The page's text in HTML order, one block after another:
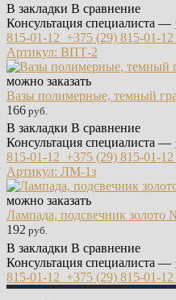
В закладки В сравнение
Консультация специалиста —
815-01-12 +375 (29) 815-01-12
Артикул: ВПТ-2
можно заказать
Вазы полимерные, темный
166 руб.
В закладки В сравнение
Консультация специалиста —
815-01-12 +375 (29) 815-01-12
Артикул: ЛМ-1з
можно заказать
Лампада, подсвечник золото
192 руб.
В закладки В сравнение
Консультация специалиста —
815-01-12 +375 (29) 815-01-12